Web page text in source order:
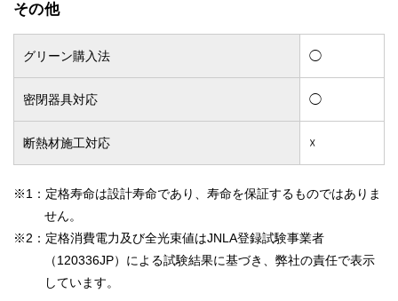
その他
グリーン購入法 ◯
密閉器具対応 ◯
断熱材施工対応 ☓
※1：定格寿命は設計寿命であり、寿命を保証するものではありま
せん。
※2：定格消費電力及び全光束値はJNLA登録試験事業者
（120336JP）による試験結果に基づき、弊社の責任で表示
しています。